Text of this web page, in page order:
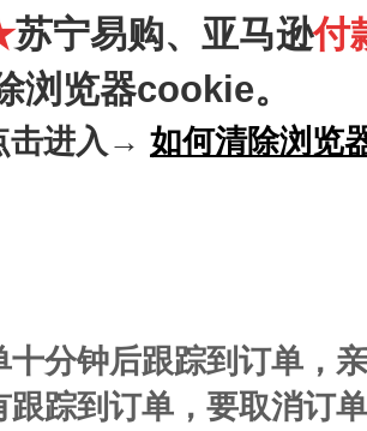
苏宁易购、亚马逊付
浏览器cookie。
入→ 如何清除浏览
十分钟后跟踪到订单，
跟踪到订单 ，要取消订